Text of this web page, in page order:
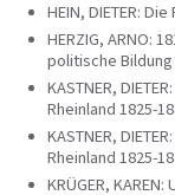
HEIN, DIETER:
HERZIG, ARNO:
politische Bildung
KASTNER,
Rheinland 1825-
KASTNER,
Rheinland 1825-
KRÜGER,